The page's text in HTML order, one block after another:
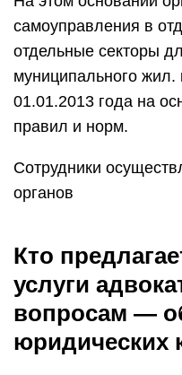
самоуправления в
отдельные секторы
муниципального жил.
01.01.2013 года на
правил и норм.
Сотрудники
органов
Кто
услуги
вопросам —
юридических